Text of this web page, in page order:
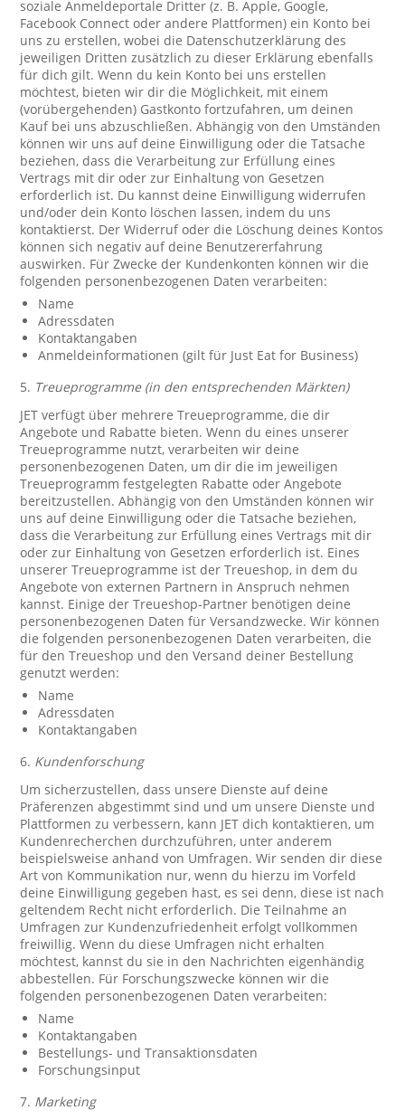
soziale Anmeldeportale Dritter (z. B. Apple, Google,
Facebook Connect oder andere Plattformen) ein Konto bei
uns zu erstellen, wobei die Datenschutzerklärung des
jeweiligen Dritten zusätzlich zu dieser Erklärung ebenfalls
für dich gilt. Wenn du kein Konto bei uns erstellen
möchtest, bieten wir dir die Möglichkeit, mit einem
(vorübergehenden) Gastkonto fortzufahren, um deinen
Kauf bei uns abzuschließen. Abhängig von den Umständen
können wir uns auf deine Einwilligung oder die Tatsache
beziehen, dass die Verarbeitung zur Erfüllung eines
Vertrags mit dir oder zur Einhaltung von Gesetzen
erforderlich ist. Du kannst deine Einwilligung widerrufen
und/oder dein Konto löschen lassen, indem du uns
kontaktierst. Der Widerruf oder die Löschung deines Kontos
können sich negativ auf deine Benutzererfahrung
auswirken. Für Zwecke der Kundenkonten können wir die
folgenden personenbezogenen Daten verarbeiten:
Name
Adressdaten
Kontaktangaben
Anmeldeinformationen (gilt für Just Eat for Business)
5. Treueprogramme (in den entsprechenden Märkten)
JET verfügt über mehrere Treueprogramme, die dir
Angebote und Rabatte bieten. Wenn du eines unserer
Treueprogramme nutzt, verarbeiten wir deine
personenbezogenen Daten, um dir die im jeweiligen
Treueprogramm festgelegten Rabatte oder Angebote
bereitzustellen. Abhängig von den Umständen können wir
uns auf deine Einwilligung oder die Tatsache beziehen,
dass die Verarbeitung zur Erfüllung eines Vertrags mit dir
oder zur Einhaltung von Gesetzen erforderlich ist. Eines
unserer Treueprogramme ist der Treueshop, in dem du
Angebote von externen Partnern in Anspruch nehmen
kannst. Einige der Treueshop-Partner benötigen deine
personenbezogenen Daten für Versandzwecke. Wir können
die folgenden personenbezogenen Daten verarbeiten, die
für den Treueshop und den Versand deiner Bestellung
genutzt werden:
Name
Adressdaten
Kontaktangaben
6. Kundenforschung
Um sicherzustellen, dass unsere Dienste auf deine
Präferenzen abgestimmt sind und um unsere Dienste und
Plattformen zu verbessern, kann JET dich kontaktieren, um
Kundenrecherchen durchzuführen, unter anderem
beispielsweise anhand von Umfragen. Wir senden dir diese
Art von Kommunikation nur, wenn du hierzu im Vorfeld
deine Einwilligung gegeben hast, es sei denn, diese ist nach
geltendem Recht nicht erforderlich. Die Teilnahme an
Umfragen zur Kundenzufriedenheit erfolgt vollkommen
freiwillig. Wenn du diese Umfragen nicht erhalten
möchtest, kannst du sie in den Nachrichten eigenhändig
abbestellen. Für Forschungszwecke können wir die
folgenden personenbezogenen Daten verarbeiten:
Name
Kontaktangaben
Bestellungs- und Transaktionsdaten
Forschungsinput
7. Marketing